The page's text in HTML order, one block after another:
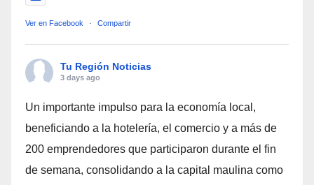
Ver en Facebook · Compartir
Tu Región Noticias
3 days ago
Un importante impulso para la economía local,
beneficiando a la hotelería, el comercio y a más de
200 emprendedores que participaron durante el fin
de semana, consolidando a la capital maulina como